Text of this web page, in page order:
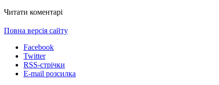
Читати коментарі
Повна версія сайту
Facebook
Twitter
RSS-стрічки
E-mail розсилка